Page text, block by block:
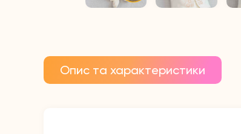
Опис та характеристики